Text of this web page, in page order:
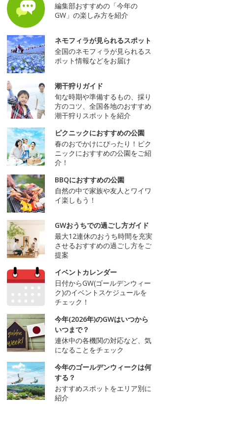
編集部おすすめの「今年の
GW」の楽しみ方を紹介
ネモフィラが見られるスポット
全国のネモフィラが見られるス
ポット情報などをお届け
潮干狩りガイド
旬な時期や準備するもの、採り
方のコツ、全国各地のおすすめ
潮干狩りスポットを紹介
ピクニックにおすすめの公園
春のおでかけにぴったり！ピク
ニックにおすすめの公園をご紹
介！
BBQにおすすめの公園
自然の中で家族や友人とワイワ
イ楽しもう！
GWおうちでの過ごし方ガイド
最大12連休のおうち時間を充実
させるおすすめの過ごし方をご
提案
イベントカレンダー
日付からGW(ゴールデンウィー
ク)のイベントスケジュールを
チェック！
今年(2026年)のGWはいつから
いつまで？
連休中の各機関の対応など、気
になることをチェック
今年のゴールデンウィークは何
する？
おすすめスポットをエリア別に
紹介